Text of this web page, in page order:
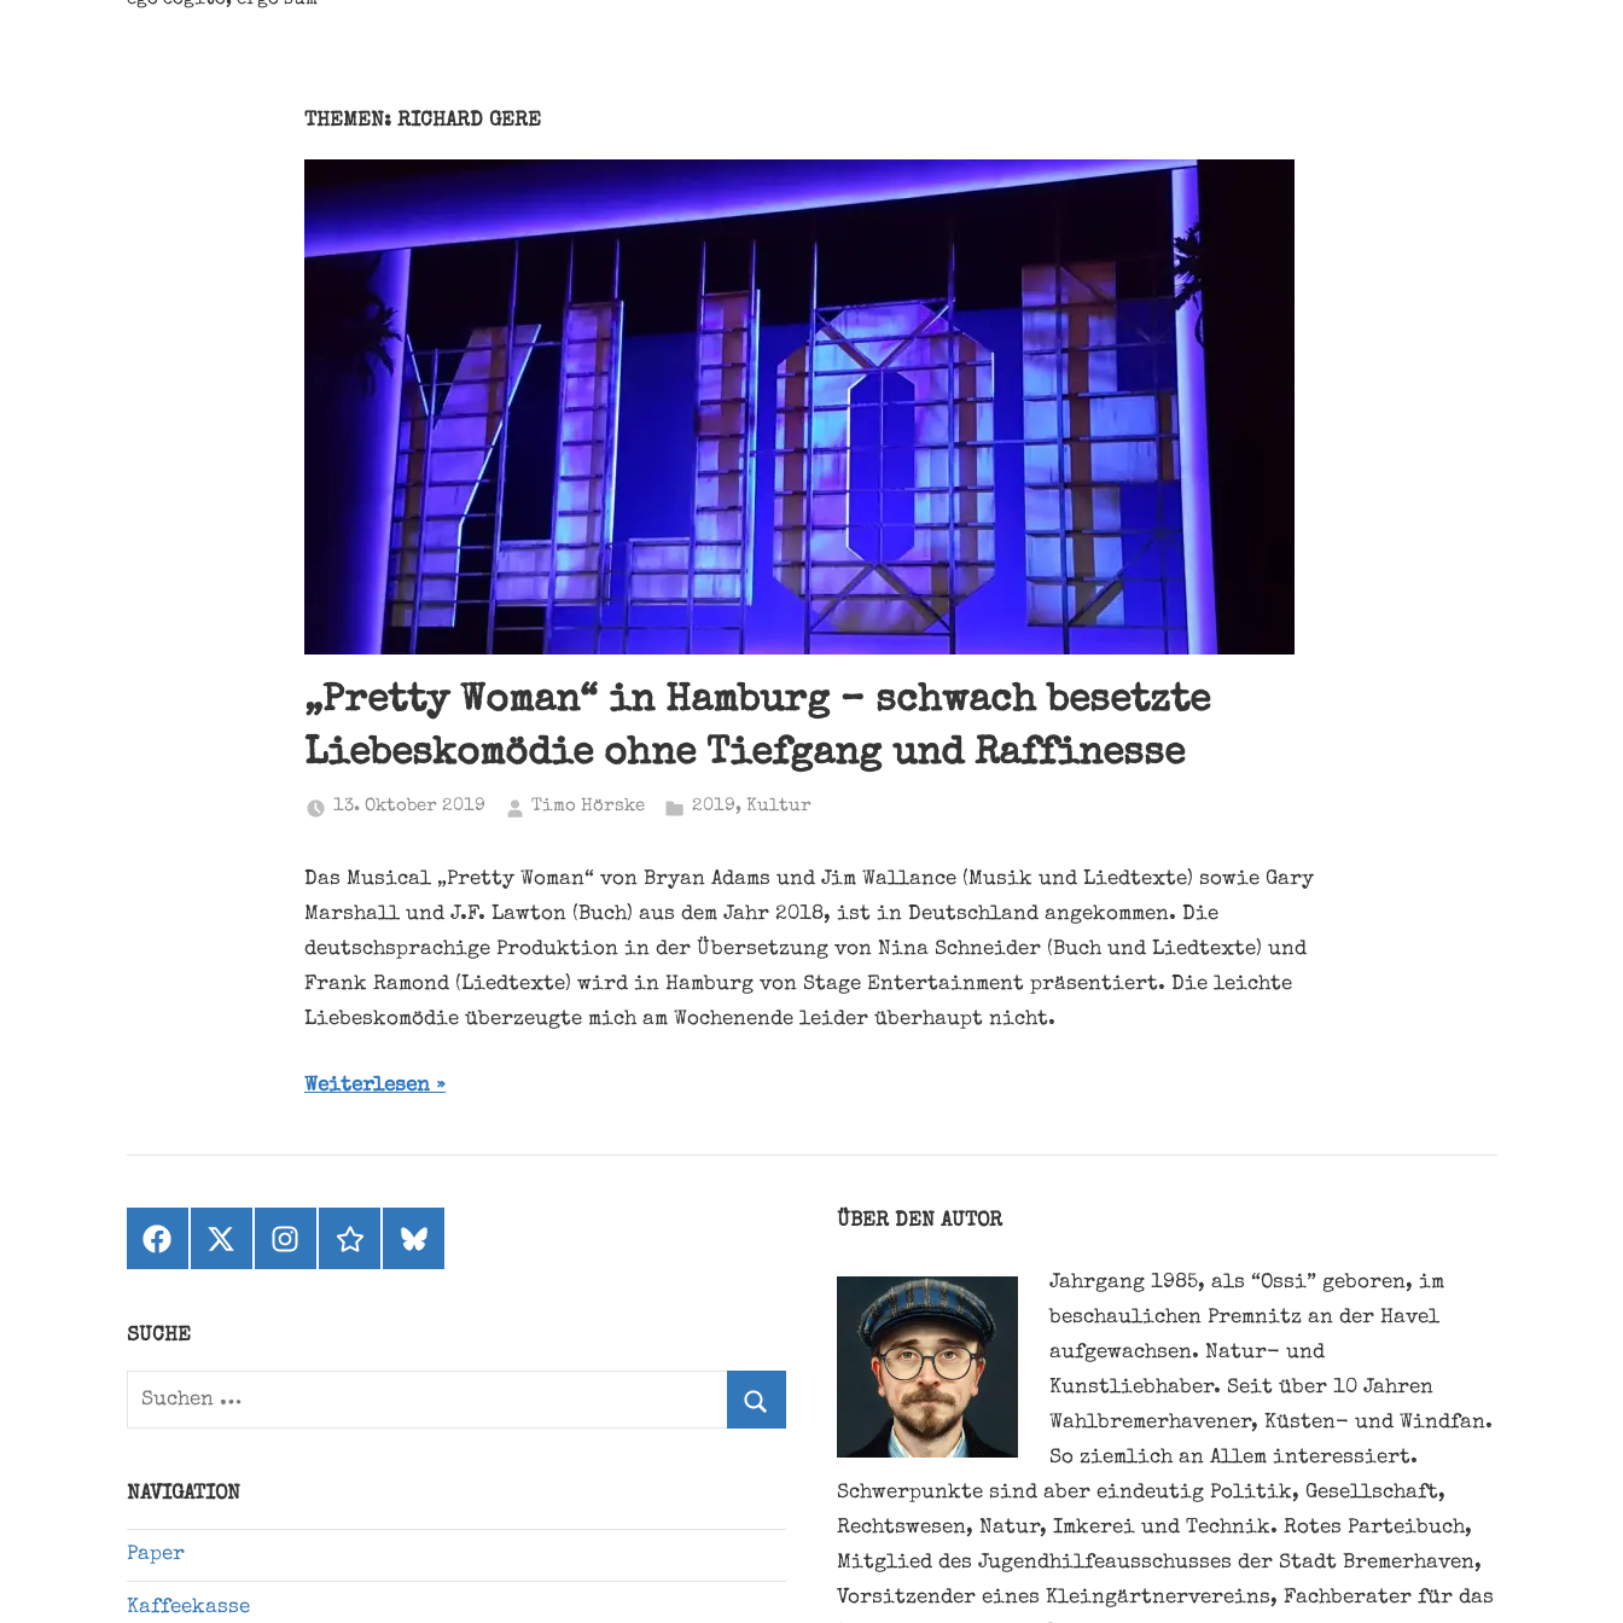
THEMEN: RICHARD GERE
„Pretty Woman“ in Hamburg – schwach besetzte
Liebeskomödie ohne Tiefgang und Raffinesse
13. Oktober 2019 Timo Hörske 2019, Kultur
Das Musical „Pretty Woman“ von Bryan Adams und Jim Wallance (Musik und Liedtexte) sowie Gary
Marshall und J.F. Lawton (Buch) aus dem Jahr 2018, ist in Deutschland angekommen. Die
deutschsprachige Produktion in der Übersetzung von Nina Schneider (Buch und Liedtexte) und
Frank Ramond (Liedtexte) wird in Hamburg von Stage Entertainment präsentiert. Die leichte
Liebeskomödie überzeugte mich am Wochenende leider überhaupt nicht.
Weiterlesen
Facebook
X
(ehemals
Instagramthreadsbluesky
SUCHE
Suchen
NAVIGATION
Paper
Kaffeekasse
ÜBER DEN AUTOR
Jahrgang 1985, als “Ossi” geboren, im
beschaulichen Premnitz an der Havel
aufgewachsen. Natur- und
Kunstliebhaber. Seit über 10 Jahren
Wahlbremerhavener, Küsten- und Windfan.
So ziemlich an Allem interessiert.
Schwerpunkte sind aber eindeutig Politik, Gesellschaft,
Rechtswesen, Natur, Imkerei und Technik. Rotes Parteibuch,
Mitglied des Jugendhilfeausschusses der Stadt Bremerhaven,
Vorsitzender eines Kleingärtnervereins, Fachberater für das